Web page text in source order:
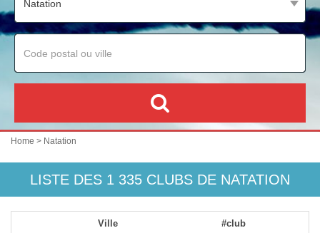
Home > Natation
LISTE DES 1 335 CLUBS DE NATATION
Ville #club